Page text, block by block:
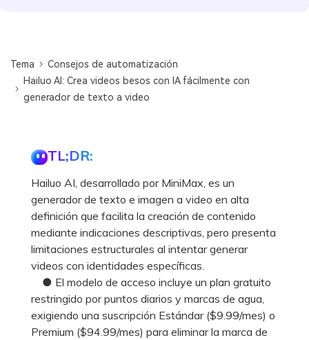
Tema
Consejos de automatización
Hailuo AI: Crea videos besos con IA fácilmente con
generador de texto a video
TL;DR:
Hailuo AI, desarrollado por MiniMax, es un
generador de texto e imagen a video en alta
definición que facilita la creación de contenido
mediante indicaciones descriptivas, pero presenta
limitaciones estructurales al intentar generar
videos con identidades específicas.
● El modelo de acceso incluye un plan gratuito
restringido por puntos diarios y marcas de agua,
exigiendo una suscripción Estándar ($9.99/mes) o
Premium ($94.99/mes) para eliminar la marca de